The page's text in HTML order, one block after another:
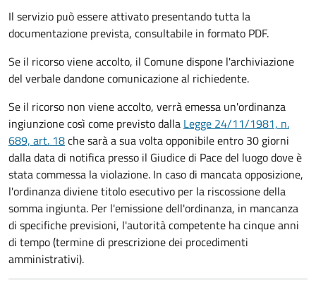
Il servizio può essere attivato presentando tutta la
documentazione prevista, consultabile in formato PDF.
Se il ricorso viene accolto, il Comune dispone l'archiviazione
del verbale dandone comunicazione al richiedente.
Se il ricorso non viene accolto, verrà emessa un'ordinanza
ingiunzione così come previsto dalla Legge 24/11/1981, n.
689, art. 18che sarà a sua volta opponibile entro 30 giorni
dalla data di notifica presso il Giudice di Pace del luogo dove è
stata commessa la violazione. In caso di mancata opposizione,
l'ordinanza diviene titolo esecutivo per la riscossione della
somma ingiunta. Per l'emissione dell'ordinanza, in mancanza
di specifiche previsioni, l'autorità competente ha cinque anni
di tempo (termine di prescrizione dei procedimenti
amministrativi).